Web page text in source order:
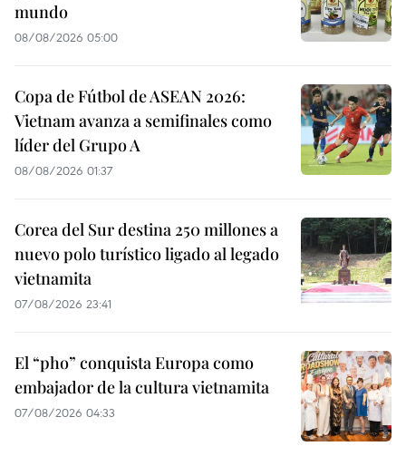
mundo
08/08/2026 05:00
Copa de Fútbol de ASEAN 2026:
Vietnam avanza a semifinales como
líder del Grupo A
08/08/2026 01:37
Corea del Sur destina 250 millones a
nuevo polo turístico ligado al legado
vietnamita
07/08/2026 23:41
El “pho” conquista Europa como
embajador de la cultura vietnamita
07/08/2026 04:33